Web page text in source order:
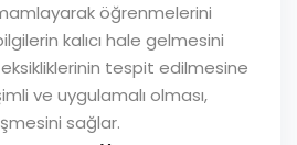
öğrenmelerini
kalıcı hale gelmesini
tespit edilmesine
ve uygulamalı olması,
sağlar.